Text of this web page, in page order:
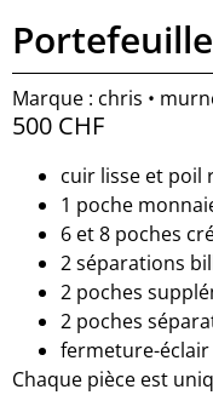
Marque : chris •
500 CHF
cuir lisse et poil
1 poche
6 et 8 poches
2 séparations
2 poches
2 poches
fermeture-éclair
Chaque pièce est